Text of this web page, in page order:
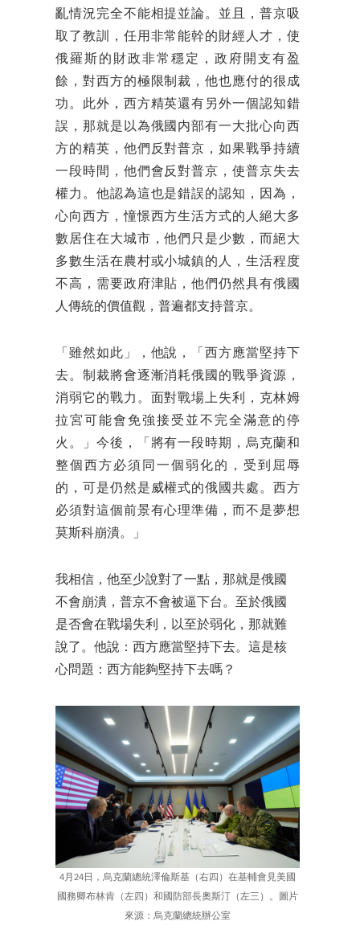
亂情況完全不能相提並論。並且，普京吸
取了教訓，任用非常能幹的財經人才，使
俄羅斯的財政非常穩定，政府開支有盈
餘，對西方的極限制裁，他也應付的很成
功。此外，西方精英還有另外一個認知錯
誤，那就是以為俄國内部有一大批心向西
方的精英，他們反對普京，如果戰爭持續
一段時間，他們會反對普京，使普京失去
權力。他認為這也是錯誤的認知，因為，
心向西方，憧憬西方生活方式的人絕大多
數居住在大城市，他們只是少數，而絕大
多數生活在農村或小城鎮的人，生活程度
不高，需要政府津貼，他們仍然具有俄國
人傳統的價值觀，普遍都支持普京。
「雖然如此」，他說，「西方應當堅持下
去。制裁將會逐漸消耗俄國的戰爭資源，
消弱它的戰力。面對戰場上失利，克林姆
拉宮可能會免強接受並不完全滿意的停
火。」今後，「將有一段時期，烏克蘭和
整個西方必須同一個弱化的，受到屈辱
的，可是仍然是威權式的俄國共處。西方
必須對這個前景有心理準備，而不是夢想
莫斯科崩潰。」
我相信，他至少說對了一點，那就是俄國
不會崩潰，普京不會被逼下台。至於俄國
是否會在戰場失利，以至於弱化，那就難
說了。他說：西方應當堅持下去。這是核
心問題：西方能夠堅持下去嗎？
4月24日，烏克蘭總統澤倫斯基（右四）在基輔會見美國
國務卿布林肯（左四）和國防部長奧斯汀（左三）。圖片
來源：烏克蘭總統辦公室